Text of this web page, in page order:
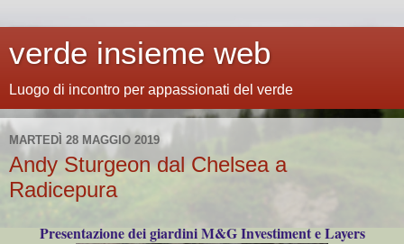
verde insieme web
Luogo di incontro per appassionati del verde
MARTEDÌ 28 MAGGIO 2019
Andy Sturgeon dal Chelsea a
Radicepura
Presentazione dei giardini M&G Investiment e Layers